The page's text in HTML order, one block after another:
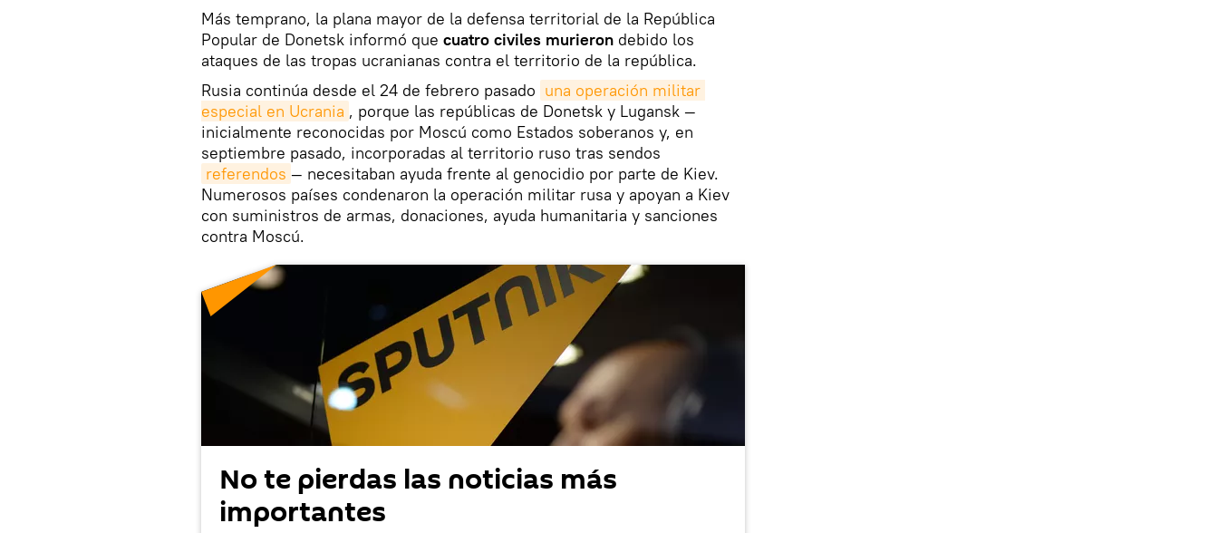
Más temprano, la plana mayor de la defensa territorial de la República
Popular de Donetsk informó que cuatro civiles murieron debido los
ataques de las tropas ucranianas contra el territorio de la república.
Rusia continúa desde el 24 de febrero pasado una operación militar
especial en Ucrania , porque las repúblicas de Donetsk y Lugansk —
inicialmente reconocidas por Moscú como Estados soberanos y, en
septiembre pasado, incorporadas al territorio ruso tras sendos
referendos — necesitaban ayuda frente al genocidio por parte de Kiev.
Numerosos países condenaron la operación militar rusa y apoyan a Kiev
con suministros de armas, donaciones, ayuda humanitaria y sanciones
contra Moscú.
No te pierdas las noticias más
importantes